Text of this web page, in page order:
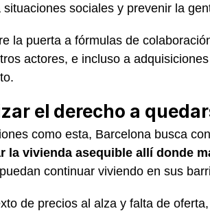
situaciones sociales y prevenir la
la puerta a fórmulas de
actores, e incluso a
el derecho a
como esta, Barcelona busca
la vivienda asequible allí donde
continuar viviendo en sus
de precios al alza y falta de